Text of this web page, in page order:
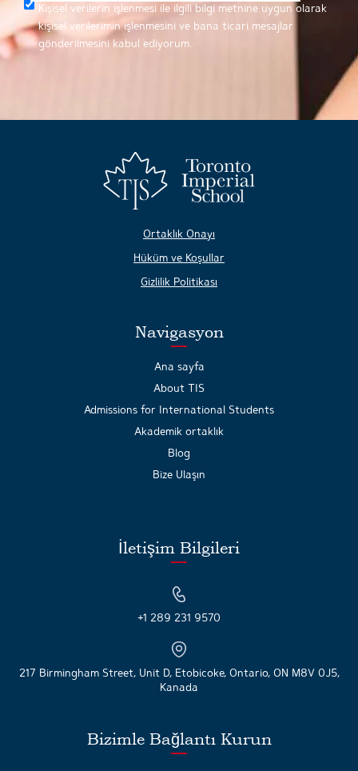
Kişisel verilerin işlenmesi ile ilgili bilgi metnine uygun olarak
kişisel verilerimin işlenmesini ve bana ticari mesajlar
gönderilmesini kabul ediyorum.
Ortaklık Onayı
Hüküm ve Koşullar
Gizlilik Politikası
Navigasyon
Ana sayfa
About TIS
Admissions for International Students
Akademik ortaklık
Blog
Bize Ulaşın
İletişim Bilgileri
+1 289 231 9570
217 Birmingham Street, Unit D, Etobicoke, Ontario, ON M8V 0J5,
Kanada
Bizimle Bağlantı Kurun